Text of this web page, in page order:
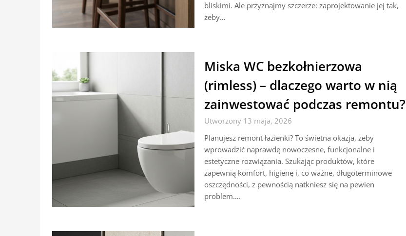
bliskimi. Ale przyznajmy szczerze: zaprojektowanie jej tak,
żeby…
Miska WC bezkołnierzowa
(rimless) – dlaczego warto w nią
zainwestować podczas remontu?
Utworzony 13 maja, 2026
Planujesz remont łazienki? To świetna okazja, żeby
wprowadzić naprawdę nowoczesne, funkcjonalne i
estetyczne rozwiązania. Szukając produktów, które
zapewnią komfort, higienę i, co ważne, długoterminowe
oszczędności, z pewnością natkniesz się na pewien
problem….